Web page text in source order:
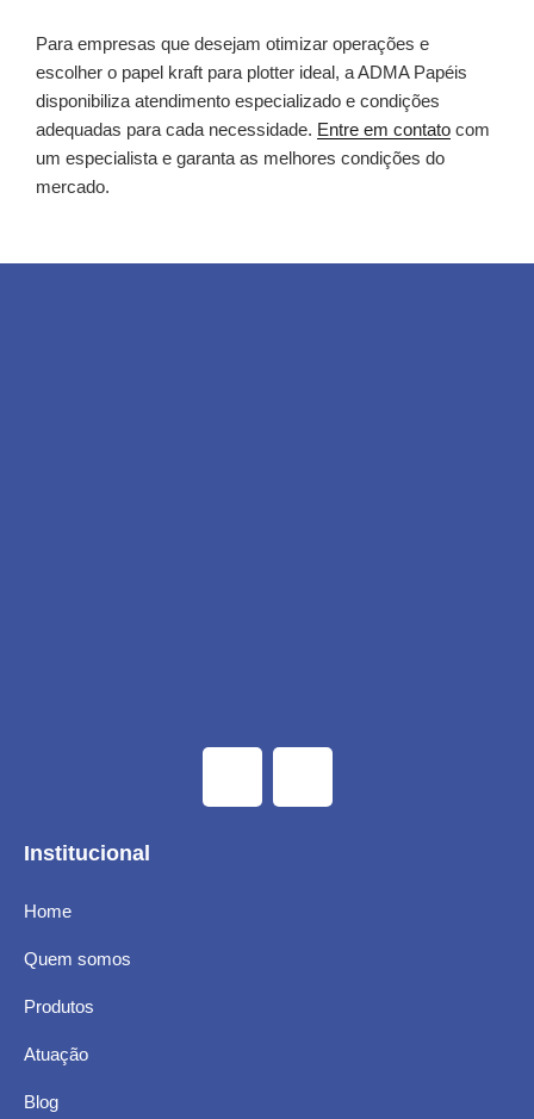
Para empresas que desejam otimizar operações e
escolher o papel kraft para plotter ideal, a ADMA Papéis
disponibiliza atendimento especializado e condições
adequadas para cada necessidade. Entre em contato com
um especialista e garanta as melhores condições do
mercado.
Institucional
Home
Quem somos
Produtos
Atuação
Blog